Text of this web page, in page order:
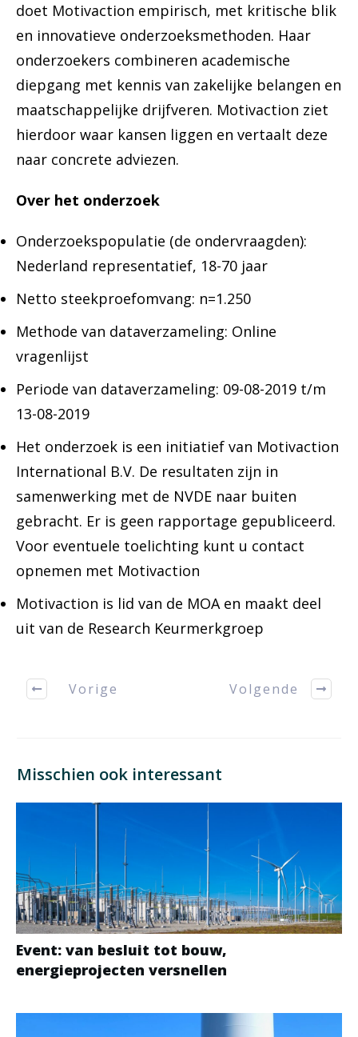
doet Motivaction empirisch, met kritische blik
en innovatieve onderzoeksmethoden. Haar
onderzoekers combineren academische
diepgang met kennis van zakelijke belangen en
maatschappelijke drijfveren. Motivaction ziet
hierdoor waar kansen liggen en vertaalt deze
naar concrete adviezen.
Over het onderzoek
Onderzoekspopulatie (de ondervraagden):
Nederland representatief, 18-70 jaar
Netto steekproefomvang: n=1.250
Methode van dataverzameling: Online
vragenlijst
Periode van dataverzameling: 09-08-2019 t/m
13-08-2019
Het onderzoek is een initiatief van Motivaction
International B.V. De resultaten zijn in
samenwerking met de NVDE naar buiten
gebracht. Er is geen rapportage gepubliceerd.
Voor eventuele toelichting kunt u contact
opnemen met Motivaction
Motivaction is lid van de MOA en maakt deel
uit van de Research Keurmerkgroep
Vorige Volgende
Misschien ook interessant
Event: van besluit tot bouw,
energieprojecten versnellen